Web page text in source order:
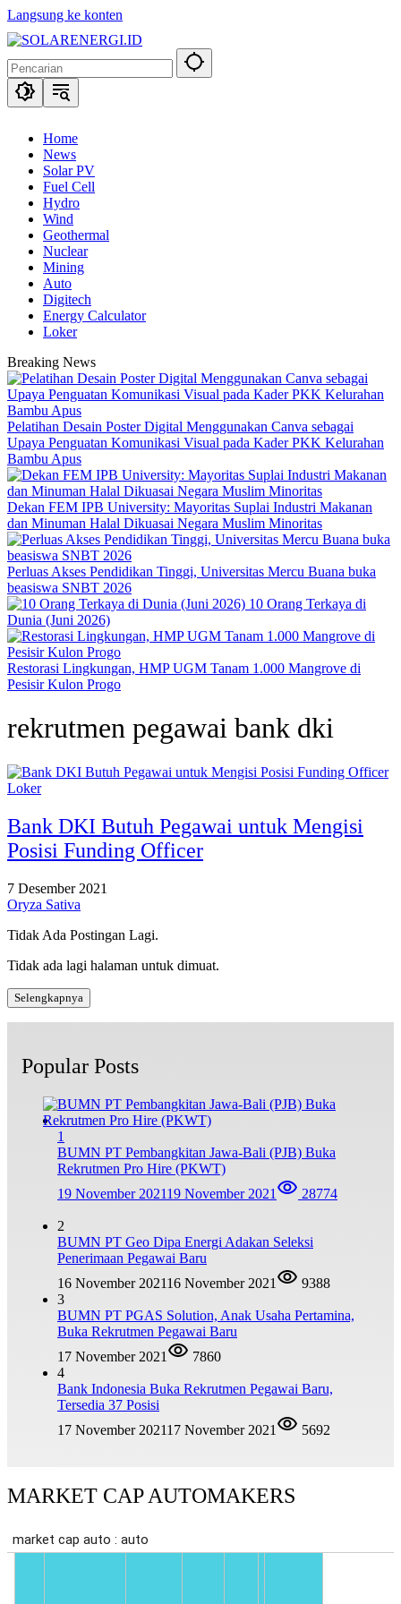
Langsung ke konten
Home
News
Solar PV
Fuel Cell
Hydro
Wind
Geothermal
Nuclear
Mining
Auto
Digitech
Energy Calculator
Loker
Breaking News
Pelatihan Desain Poster Digital Menggunakan Canva sebagai
Upaya Penguatan Komunikasi Visual pada Kader PKK Kelurahan
Bambu Apus
Dekan FEM IPB University: Mayoritas Suplai Industri Makanan
dan Minuman Halal Dikuasai Negara Muslim Minoritas
Perluas Akses Pendidikan Tinggi, Universitas Mercu Buana buka
beasiswa SNBT 2026
10 Orang Terkaya di
Dunia (Juni 2026)
Restorasi Lingkungan, HMP UGM Tanam 1.000 Mangrove di
Pesisir Kulon Progo
rekrutmen pegawai bank dki
Loker
Bank DKI Butuh Pegawai untuk Mengisi
Posisi Funding Officer
7 Desember 2021
Oryza Sativa
Tidak Ada Postingan Lagi.
Tidak ada lagi halaman untuk dimuat.
Selengkapnya
Popular Posts
1
BUMN PT Pembangkitan Jawa-Bali (PJB) Buka
Rekrutmen Pro Hire (PKWT)
19 November 202119 November 2021 28774
2
BUMN PT Geo Dipa Energi Adakan Seleksi
Penerimaan Pegawai Baru
16 November 202116 November 2021
9388
3
BUMN PT PGAS Solution, Anak Usaha Pertamina,
Buka Rekrutmen Pegawai Baru
17 November 2021
7860
4
Bank Indonesia Buka Rekrutmen Pegawai Baru,
Tersedia 37 Posisi
17 November 202117 November 2021 5692
MARKET CAP AUTOMAKERS